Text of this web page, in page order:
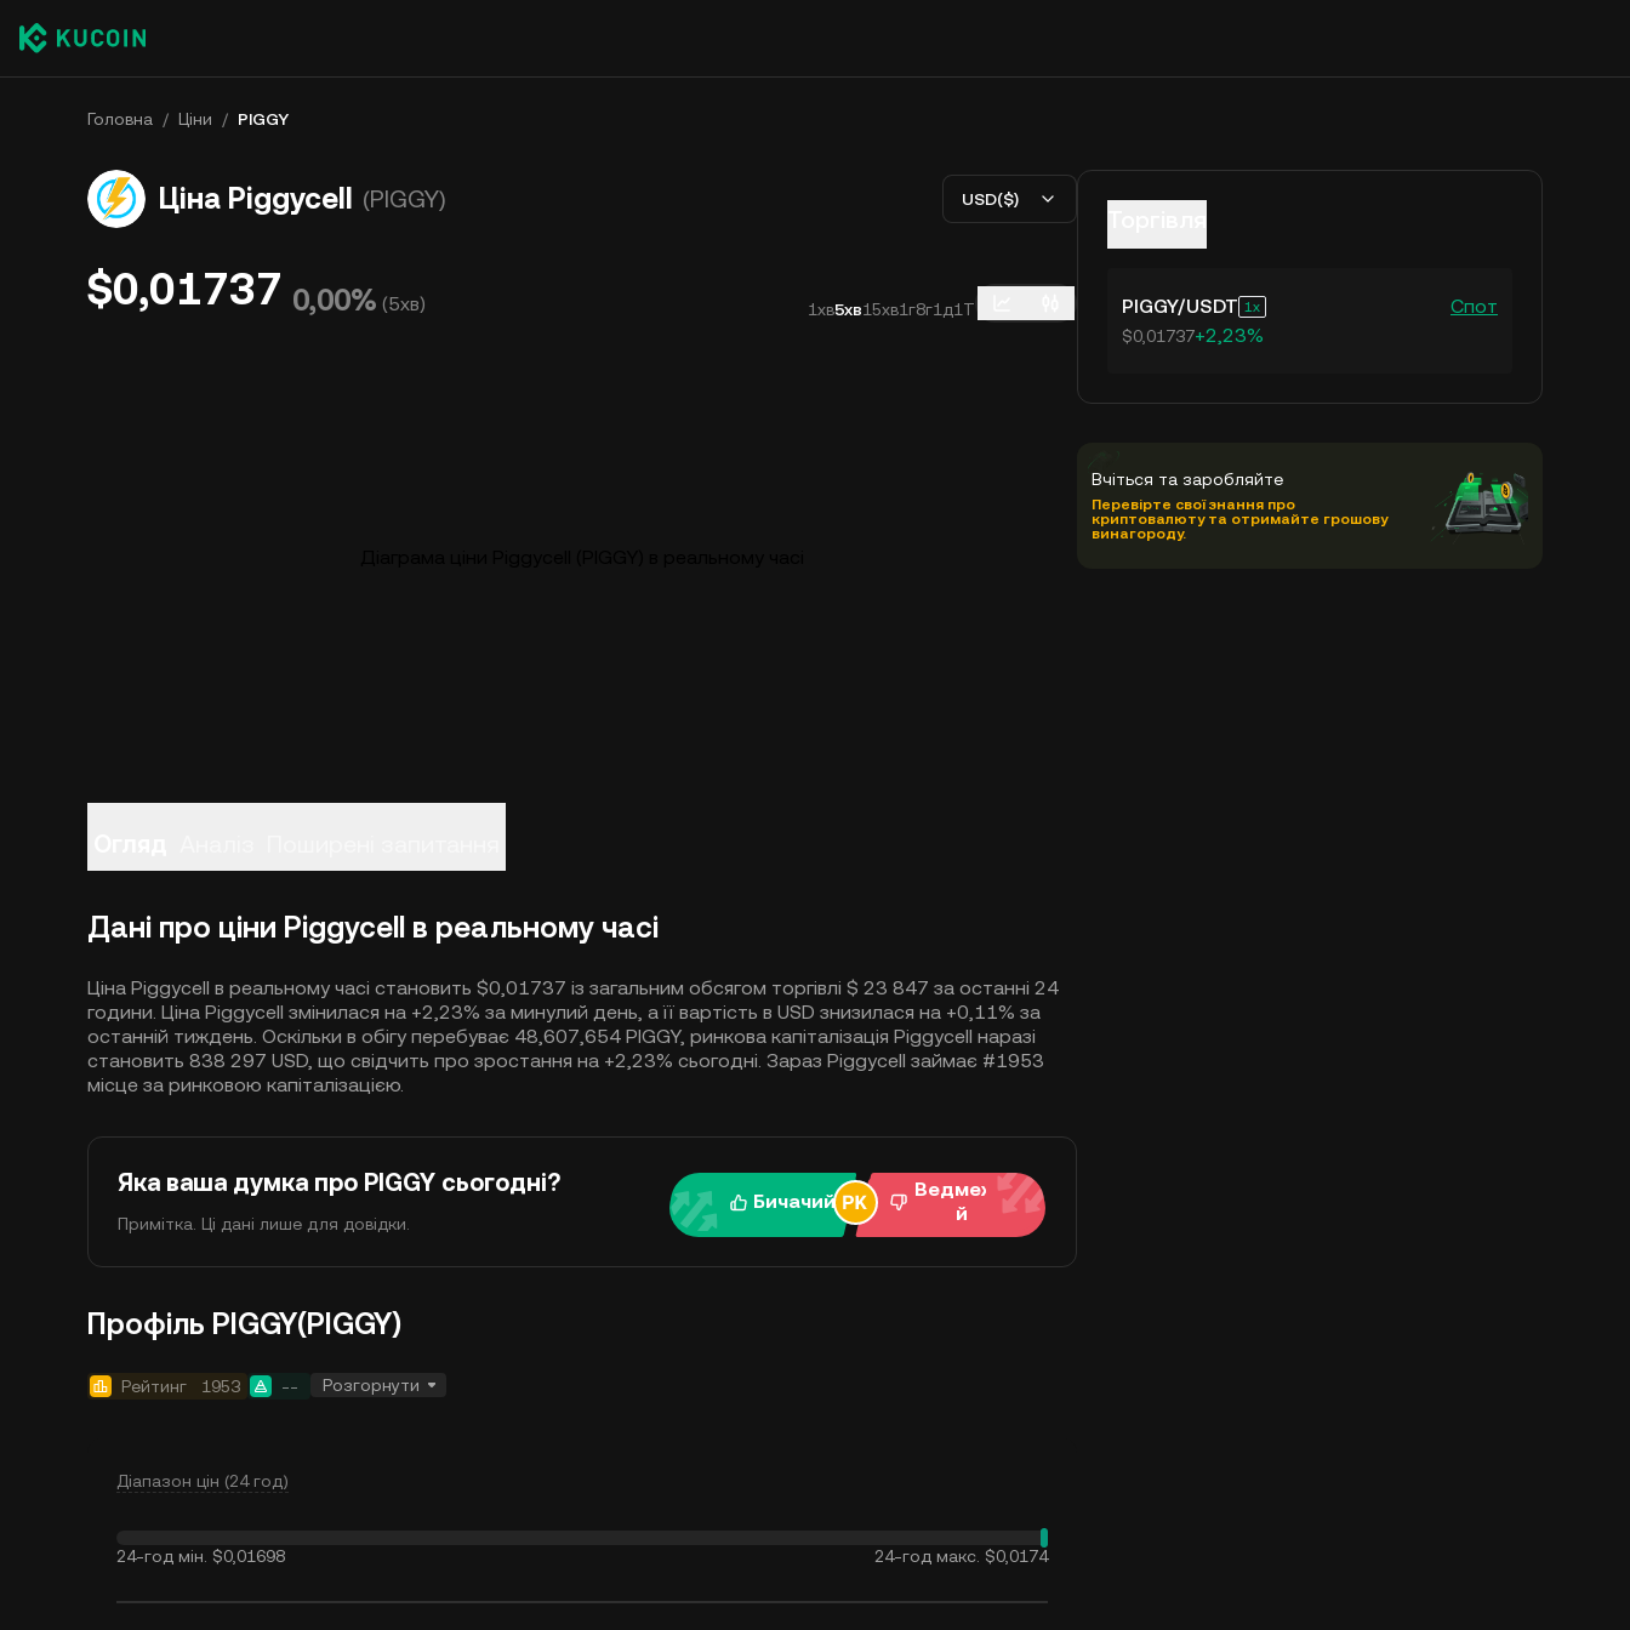
Головна / Ціни / PIGGY
Ціна Piggycell (PIGGY) USD($)
$0,01737 0,00% (5хв) 1хв5хв15хв1г8г1д1Т
Дані про ціни Piggycell в реальному часі
Ціна Piggycell в реальному часі становить $0,01737 із загальним обсягом торгівлі $ 23 847 за останні 24
години. Ціна Piggycell змінилася на +2,23% за минулий день, а її вартість в USD знизилася на +0,11% за
останній тиждень. Оскільки в обігу перебуває 48,607,654 PIGGY, ринкова капіталізація Piggycell наразі
становить 838 297 USD, що свідчить про зростання на +2,23% сьогодні. Зараз Piggycell займає #1953
місце за ринковою капіталізацією.
Яка ваша думка про PIGGY сьогодні?
Примітка. Ці дані лише для довідки.
Бичачий
Ведмежи
й
Профіль PIGGY(PIGGY)
Рейтинг 1953 -- Розгорнути
Діапазон цін (24 год)
24-год мін. $0,01698 24-год макс. $0,0174
PIGGY/USDT 1 Спот
$0,01737+2,23%
Вчіться та заробляйте
Перевірте свої знання про
криптовалюту та отримайте грошову
винагороду.